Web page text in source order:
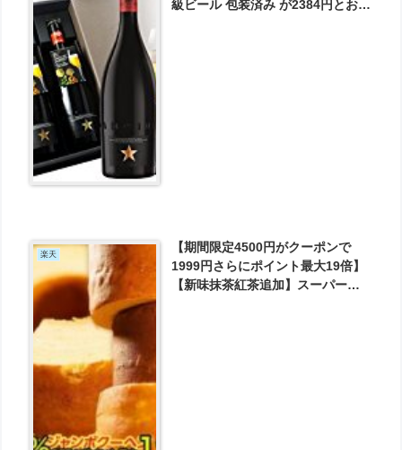
級ビール 包装済み が2384円とお買
楽天
【期間限定4500円がクーポンで
1999円さらにポイント最大19倍】
【新味抹茶紅茶追加】スーパージ